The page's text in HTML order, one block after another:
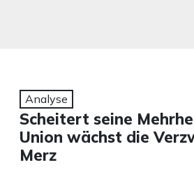
Analyse
Scheitert seine
Union wächst die
Merz